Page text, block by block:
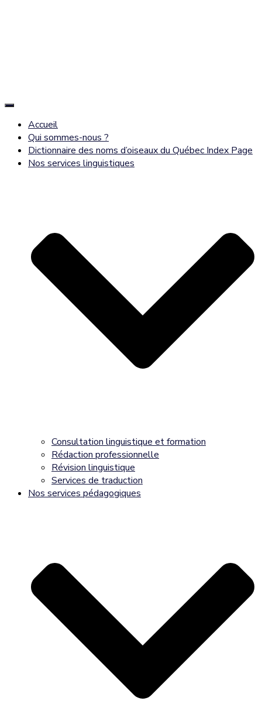
Déplier
navigationAccueil
Qui sommes-nous ?
Dictionnaire des noms d’oiseaux du Québec Index Page
Nos services linguistiques
Consultation linguistique et formation
Rédaction professionnelle
Révision linguistique
Services de traduction
Nos services pédagogiques